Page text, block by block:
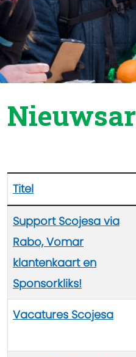
Artikelen
Titel
Support Scojesa via
Rabo, Vomar
klantenkaart en
Sponsorkliks!
Vacatures Scojesa